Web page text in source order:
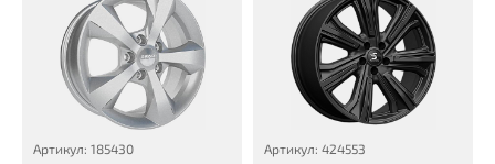
Артикул: 185430
Артикул: 424553